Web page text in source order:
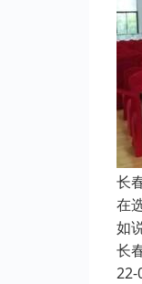
长
在
如
长
22-